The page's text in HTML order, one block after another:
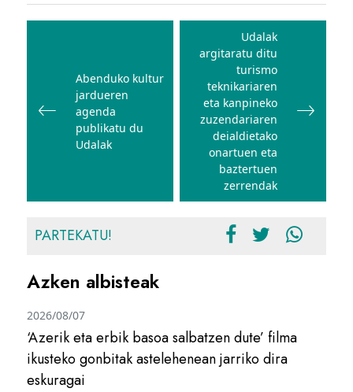
Bidalketetan
Abenduko kultur
jardueren
agenda
publikatu du
Udalak
Udalak
argitaratu ditu
turismo
teknikariaren
eta kanpineko
zuzendariaren
deialdietako
onartuen eta
baztertuen
zerrendak
PARTEKATU!
Azken albisteak
‘Azerik eta erbik basoa salbatzen dute’ filma
ikusteko gonbitak astelehenean jarriko dira
eskuragai
2026/08/07